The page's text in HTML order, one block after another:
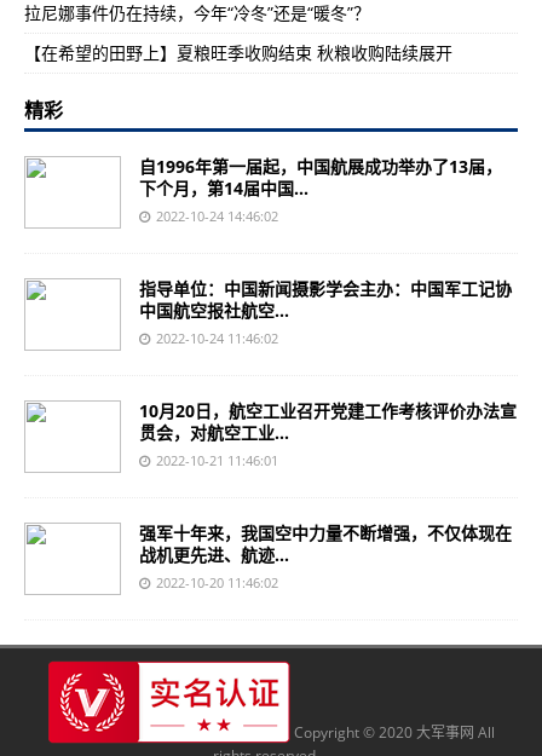
拉尼娜事件仍在持续，今年“冷冬”还是“暖冬”？
【在希望的田野上】夏粮旺季收购结束 秋粮收购陆续展开
精彩
自1996年第一届起，中国航展成功举办了13届，
下个月，第14届中国...
2022-10-24 14:46:02
指导单位：中国新闻摄影学会主办：中国军工记协
中国航空报社航空...
2022-10-24 11:46:02
10月20日，航空工业召开党建工作考核评价办法宣
贯会，对航空工业...
2022-10-21 11:46:01
强军十年来，我国空中力量不断增强，不仅体现在
战机更先进、航迹...
2022-10-20 11:46:02
Copyright © 2020 大军事网 All